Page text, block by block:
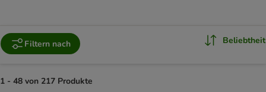
Filtern nach Beliebtheit
1 - 48 von 217 Produkte